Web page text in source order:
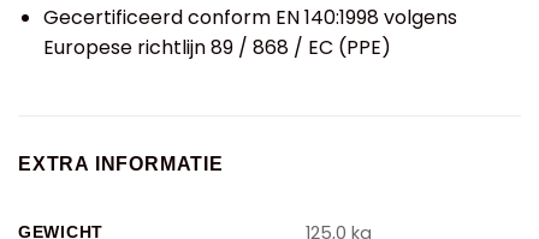
Gecertificeerd conform EN 140:1998 volgens
Europese richtlijn 89 / 868 / EC (PPE)
EXTRA INFORMATIE
GEWICHT 125,0 kg